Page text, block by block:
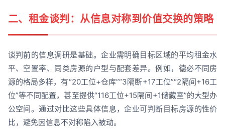
二、租金谈判：从信息对称到价值交换的策略
谈判前的信息调研是基础。企业需明确目标区域的平均租金水
平、空置率、同类房源的户型与配套差异。例如，德必不同房
源的格局多样，有“20工位+仓库”“3隔断+17工位”“2隔间+16工
位”等不同配置，甚至提供“116工位+15隔间+1储藏室”的大型办
公空间。通过对比这些具体信息，企业可判断目标房源的性价
比，避免因信息不对称陷入被动。